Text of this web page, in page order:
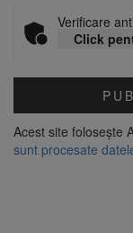
Verificare
Click
Acest site folosește
sunt procesate